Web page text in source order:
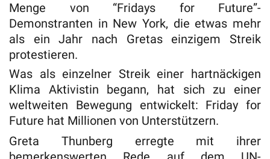
Menge von “Fridays for Future”-
Demonstranten in New York, die etwas mehr
als ein Jahr nach Gretas einzigem Streik
protestieren.
Was als einzelner Streik einer hartnäckigen
Klima Aktivistin begann, hat sich zu einer
weltweiten Bewegung entwickelt: Friday for
Future hat Millionen von Unterstützern.
Greta Thunberg erregte mit ihrer